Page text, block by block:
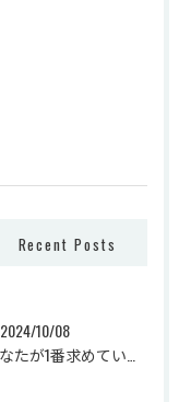
Recent Posts
2024/10/08